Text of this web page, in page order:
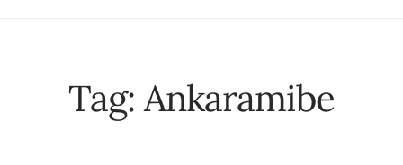
Tag:Ankaramibe